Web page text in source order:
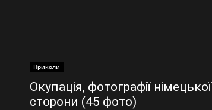
Приколи
Окупація, фотографії німецької
сторони (45 фото)